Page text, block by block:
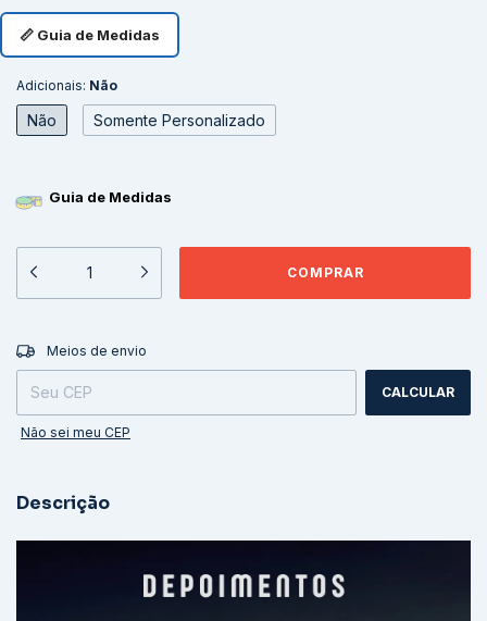
📏 Guia de Medidas
Adicionais: Não
Não Somente Personalizado
Guia de Medidas
Entregas para o CEP:
Meios de envio
CALCULAR
Não sei meu CEP
Descrição